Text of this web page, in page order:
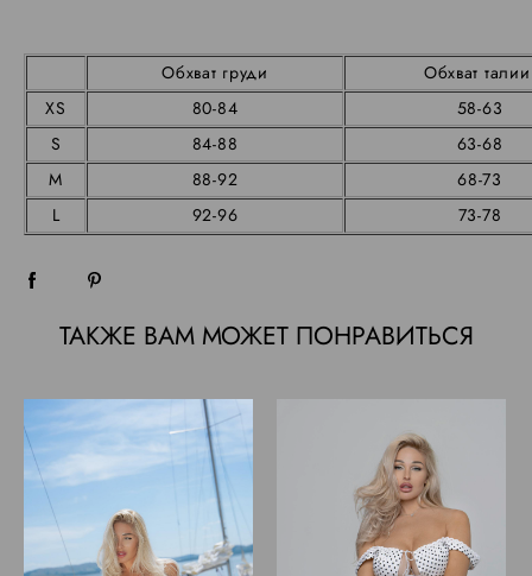
Обхват груди
Обхват
XS
80-84
58-63
S
84-88
63-68
M
88-92
68-73
L
92-96 73-78
ТАКЖЕ ВАМ МОЖЕТ ПОНРАВИТЬСЯ